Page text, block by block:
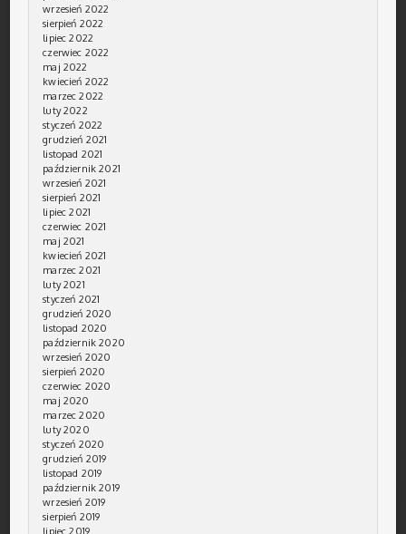
wrzesień 2022
sierpień 2022
lipiec 2022
czerwiec 2022
maj 2022
kwiecień 2022
marzec 2022
luty 2022
styczeń 2022
grudzień 2021
listopad 2021
październik 2021
wrzesień 2021
sierpień 2021
lipiec 2021
czerwiec 2021
maj 2021
kwiecień 2021
marzec 2021
luty 2021
styczeń 2021
grudzień 2020
listopad 2020
październik 2020
wrzesień 2020
sierpień 2020
czerwiec 2020
maj 2020
marzec 2020
luty 2020
styczeń 2020
grudzień 2019
listopad 2019
październik 2019
wrzesień 2019
sierpień 2019
lipiec 2019